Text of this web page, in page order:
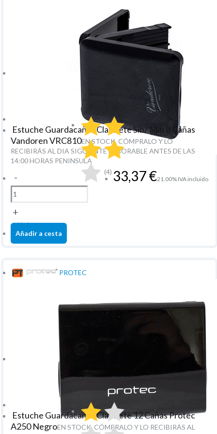
(4)
Estuche Guardacañas Clarinete Sib/ Mib 8 Cañas
Vandoren VRC810EN STOCK. CÓMPRALO Y LO
RECIBIRÁS AL DIA SIGUIENTE LABORABLE ANTES DE LAS
14:00 HORAS PENINSULA
33,37€21.00% IVA incluido
-
+
unidad
Añadir a cesta
PROTEC
Estuche Guardacañas Clarinete 12 Cañas Protec
A250 NegroEN STOCK. CÓMPRALO Y LO RECIBIRÁS AL